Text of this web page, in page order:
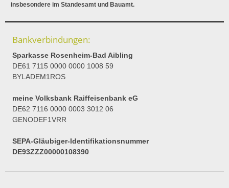
insbesondere im Standesamt und Bauamt.
Bankverbindungen:
Sparkasse Rosenheim-Bad Aibling
DE61 7115 0000 0000 1008 59
BYLADEM1ROS
meine Volksbank Raiffeisenbank eG
DE62 7116 0000 0003 3012 06
GENODEF1VRR
SEPA-Gläubiger-Identifikationsnummer
DE93ZZZ00000108390